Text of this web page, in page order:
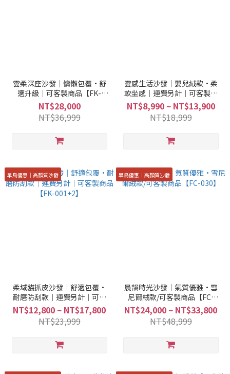
雲柔深座沙發｜慵懶包覆·舒
適升級｜可客製商品【FK-
005】
NT$28,000
NT$36,999
雲感生活沙發｜嬰兒絨款·柔
軟坐感｜運費另計｜可客製商
品【FK-003+4】
NT$8,990 ~ NT$13,900
NT$18,999
早鳥優惠｜高顏質沙發
柔域貓抓皮沙發｜舒適包覆·
耐磨防刮款｜運費另計｜可客
製商品【FK-001+2】
NT$12,800 ~ NT$17,800
NT$23,999
早鳥優惠｜高顏質沙發
晨韻時光沙發｜氣質優雅·雪
尼爾絨款/可客製商品【FC-
030】
NT$24,000 ~ NT$33,800
NT$48,999